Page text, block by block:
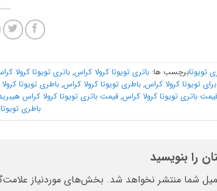
تویوتابرچسب ها: باتری تویوتا کرولا کراس,باتری تویوتا کرولا
تویوتا کرولا کراس, باطری تویوتا کرولا کراس, باطری تویوتا
باتری تویوتا کرولا کراس,قیمت باتری تویوتا کرولا کراس
باطری
را بنویسید
شما منتشر نخواهد شد. بخش‌های موردنیاز